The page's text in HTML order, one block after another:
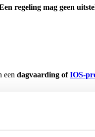
regeling mag geen
een dagvaarding ofIOS-